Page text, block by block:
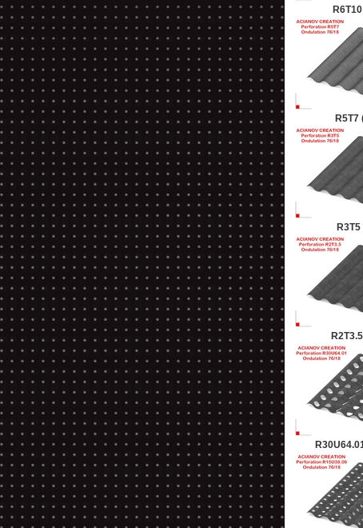
R5T7